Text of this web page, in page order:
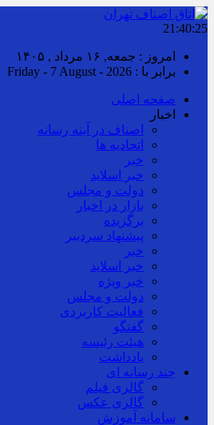
21:40:26
امروز : جمعه, ۱۶ مرداد , ۱۴۰۵
برابر با : Friday - 7 August - 2026
صفحه اصلی
اخبار
اصناف در آینه رسانه
اتحادیه ها
خبر
خبر اسلايد
دولت و مجلس
بازار در اخبار
برگزیده
پیشنهاد سردبیر
خبر
خبر اسلايد
خبر ویژه
دولت و مجلس
فعالیت کاربردی
گفتگو
هیئت رئیسه
یادداشت
چند رسانه ای
گالری فیلم
گالری عکس
سامانه آموزش